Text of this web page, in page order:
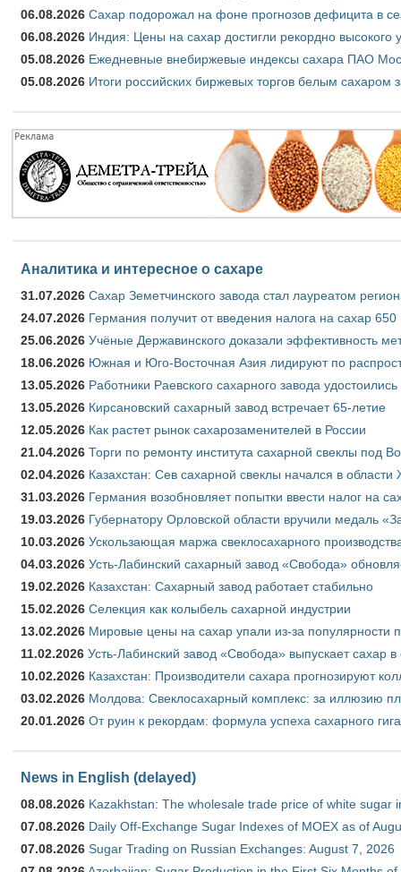
06.08.2026 Сахар подорожал на фоне прогнозов дефицита в
06.08.2026 Индия: Цены на сахар достигли рекордно высокого
05.08.2026 Ежедневные внебиржевые индексы сахара ПАО
05.08.2026 Итоги российских биржевых торгов белым сахаром
Аналитика и интересное о сахаре
31.07.2026 Сахар Земетчинского завода стал лауреатом
24.07.2026 Германия получит от введения налога на сахар
25.06.2026 Учёные Державинского доказали эффективность
18.06.2026 Южная и Юго-Восточная Азия лидируют по
13.05.2026 Работники Раевского сахарного завода удостоились
13.05.2026 Кирсановский сахарный завод встречает 65-летие
12.05.2026 Как растет рынок сахарозаменителей в России
21.04.2026 Торги по ремонту института сахарной свеклы под
02.04.2026 Казахстан: Сев сахарной свеклы начался в области
31.03.2026 Германия возобновляет попытки ввести налог на
19.03.2026 Губернатору Орловской области вручили медаль
10.03.2026 Ускользающая маржа свеклосахарного
04.03.2026 Усть-Лабинский сахарный завод «Свобода»
19.02.2026 Казахстан: Сахарный завод работает стабильно
15.02.2026 Селекция как колыбель сахарной индустрии
13.02.2026 Мировые цены на сахар упали из-за популярности
11.02.2026 Усть-Лабинский завод «Свобода» выпускает сахар в
10.02.2026 Казахстан: Производители сахара прогнозируют
03.02.2026 Молдова: Свеклосахарный комплекс: за иллюзию
20.01.2026 От руин к рекордам: формула успеха сахарного
News in English (delayed)
08.08.2026 Kazakhstan: The wholesale trade price of white sugar
07.08.2026 Daily Off-Exchange Sugar Indexes of MOEX as of
07.08.2026 Sugar Trading on Russian Exchanges: August 7, 2026